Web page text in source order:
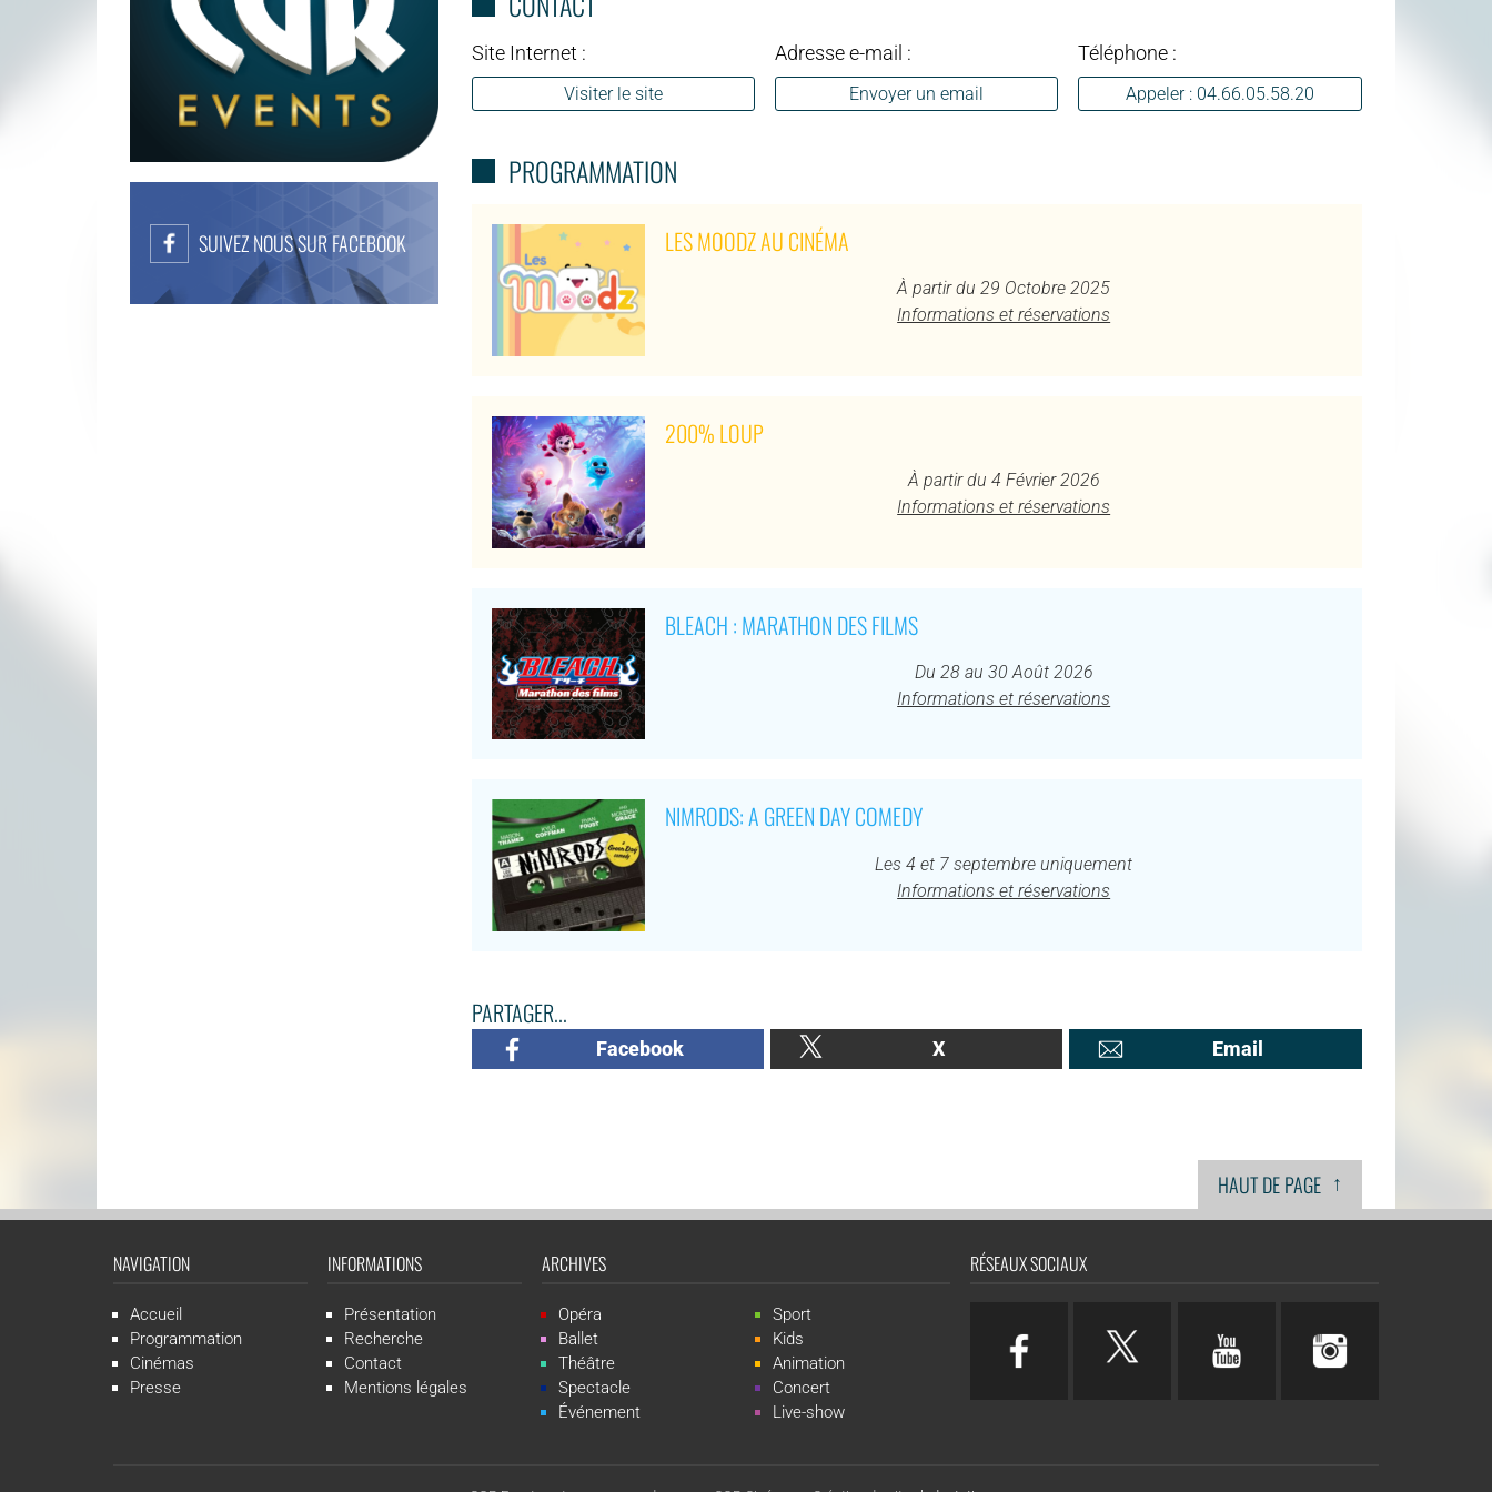
SUIVEZ NOUS SUR FACEBOOK
Site Internet :
Visiter le site
Adresse e-mail :
Envoyer un email
Téléphone :
Appeler : 04.66.05.58.20
PROGRAMMATION
LES MOODZ AU CINÉMA
À partir du 29 Octobre 2025
Informations et réservations
200% LOUP
À partir du 4 Février 2026
Informations et réservations
BLEACH : MARATHON DES FILMS
Du 28 au 30 Août 2026
Informations et réservations
NIMRODS: A GREEN DAY COMEDY
Les 4 et 7 septembre uniquement
Informations et réservations
PARTAGER...
Facebook X Email
HAUT DE PAGE ↑
NAVIGATION
Accueil
Programmation
Cinémas
Presse
INFORMATIONS
Présentation
Recherche
Contact
Mentions légales
ARCHIVES
Opéra
Ballet
Théâtre
Spectacle
Événement
Sport
Kids
Animation
Concert
Live-show
RÉSEAUX SOCIAUX